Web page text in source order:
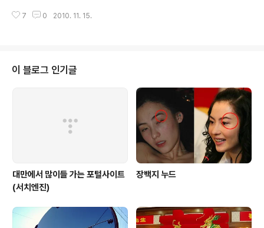
난주 중국에 있을때 Tving 어플리케이션을 다운받았는데,
니다 기본 백업작업을 마치고 이제 업데이트를 시작합니
운로드를 하고나서 업그레이드가 진행됩니다. 바뀌는 내용
은 아래와 같습니다. (1) OS 업그레이드 Android Eclair
(2.1) → Froyo(2.2) 텍스트 음성입력, Flash 10.1 지원
(Flash등 플러그인을 사용하기 위해서는 인터넷 설정의
‘플러그인 실행’을 ‘항상’으로 선택해야 합니다) 마켓, 보안
7 0 2010. 11. 15.
이 블로그 인기글
대만에서 많이들 가는 포털사이트
(서치엔진)
장백지 누드